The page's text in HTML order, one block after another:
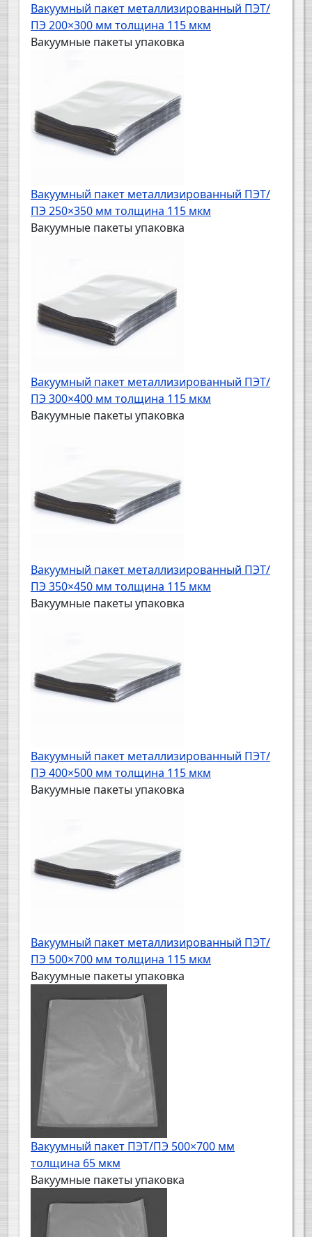
Вакуумный пакет металлизированный ПЭТ/
ПЭ 200×300 мм толщина 115 мкм
Вакуумные пакеты упаковка
Вакуумный пакет металлизированный ПЭТ/
ПЭ 250×350 мм толщина 115 мкм
Вакуумные пакеты упаковка
Вакуумный пакет металлизированный ПЭТ/
ПЭ 300×400 мм толщина 115 мкм
Вакуумные пакеты упаковка
Вакуумный пакет металлизированный ПЭТ/
ПЭ 350×450 мм толщина 115 мкм
Вакуумные пакеты упаковка
Вакуумный пакет металлизированный ПЭТ/
ПЭ 400×500 мм толщина 115 мкм
Вакуумные пакеты упаковка
Вакуумный пакет металлизированный ПЭТ/
ПЭ 500×700 мм толщина 115 мкм
Вакуумные пакеты упаковка
Вакуумный пакет ПЭТ/ПЭ 500×700 мм
толщина 65 мкм
Вакуумные пакеты упаковка